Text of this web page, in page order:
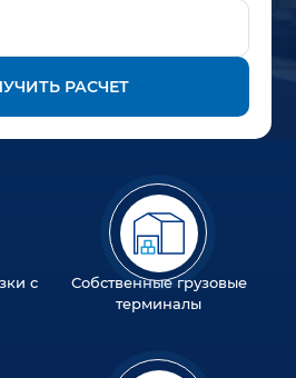
РАСЧЕТ
с
Собственные грузовые
терминалы